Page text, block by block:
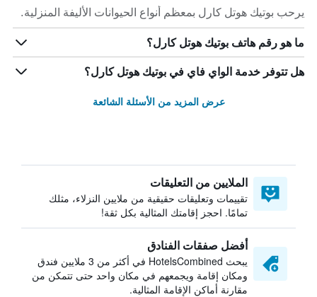
يرحب بوتيك هوتل كارل بمعظم أنواع الحيوانات الأليفة المنزلية.
ما هو رقم هاتف بوتيك هوتل كارل؟
هل تتوفر خدمة الواي فاي في بوتيك هوتل كارل؟
عرض المزيد من الأسئلة الشائعة
الملايين من التعليقات
تقييمات وتعليقات حقيقية من ملايين النزلاء، مثلك
تمامًا. احجز إقامتك المثالية بكل ثقة!
أفضل صفقات الفنادق
يبحث HotelsCombined في أكثر من 3 ملايين فندق
ومكان إقامة ويجمعهم في مكان واحد حتى تتمكن من
مقارنة أماكن الإقامة المثالية.